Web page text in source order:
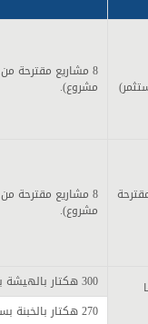
مشروع).
مشروع).
300 هكتار بالهيشة بقابس
270 هكتار بالخبنة بسيدي بوزيد